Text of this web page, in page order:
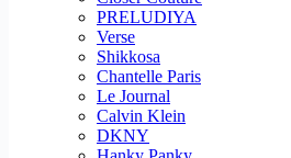
PRELUDIYA
Verse
Shikkosa
Chantelle Paris
Le Journal
Calvin Klein
DKNY